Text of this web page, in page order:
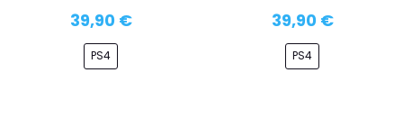
39,90 €
PS4
39,90 €
PS4